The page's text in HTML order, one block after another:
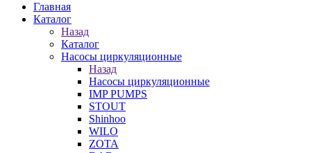
Главная
Каталог
Назад
Каталог
Насосы циркуляционные
Назад
Насосы циркуляционные
IMP PUMPS
STOUT
Shinhoo
WILO
ZOTA